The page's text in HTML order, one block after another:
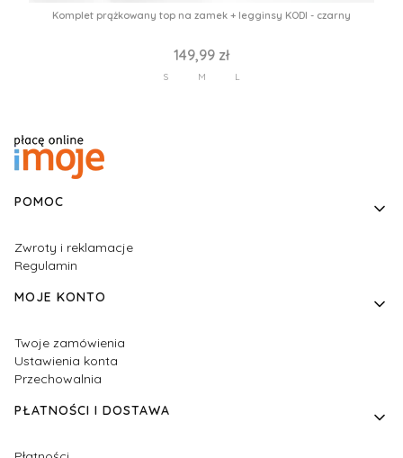
Komplet prążkowany top na zamek + legginsy KODI - czarny
149,99 zł
S M L
Linki w stopce
POMOC
Zwroty i reklamacje
Regulamin
MOJE KONTO
Twoje zamówienia
Ustawienia konta
Przechowalnia
PŁATNOŚCI I DOSTAWA